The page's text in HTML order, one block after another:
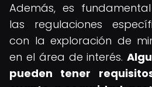
Además, es
las regulaciones
con la exploración de
en el área de interés.
pueden tener